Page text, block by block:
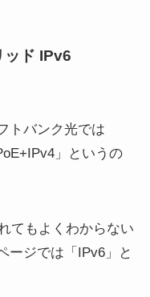
ッド IPv6
トバンク光では
」というの
てもよくわからない
ージでは「IPv6」と